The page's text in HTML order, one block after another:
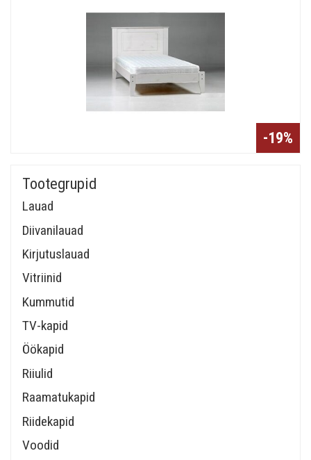
Tootegrupid
Lauad
Diivanilauad
Kirjutuslauad
Vitriinid
Kummutid
TV-kapid
Öökapid
Riiulid
Raamatukapid
Riidekapid
Voodid
-19%